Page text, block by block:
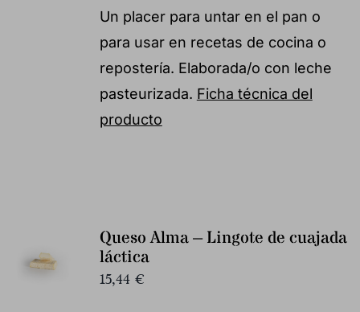
Un placer para untar en el pan o
para usar en recetas de cocina o
repostería. Elaborada/o con leche
pasteurizada. Ficha técnica del
producto
Queso Alma – Lingote de cuajada
láctica
15,44 €